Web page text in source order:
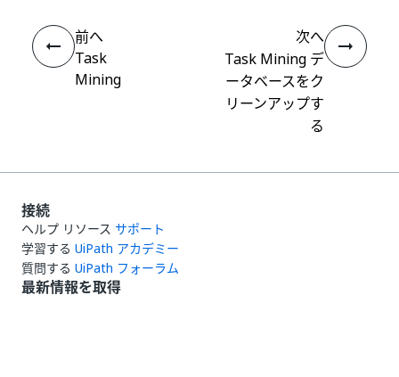
前へ
Task
Mining
次へ
Task Mining デ
ータベースをク
リーンアップす
る
接続
ヘルプ リソース サポート
学習する UiPath アカデミー
質問する UiPath フォーラム
最新情報を取得